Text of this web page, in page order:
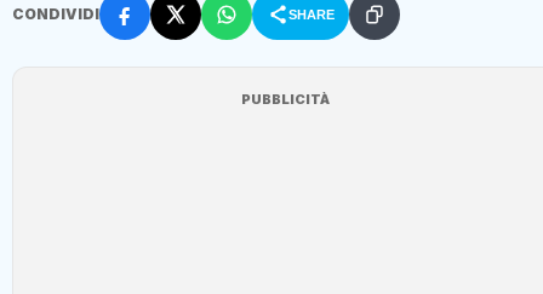
CONDIVIDI SHARE
PUBBLICITÀ